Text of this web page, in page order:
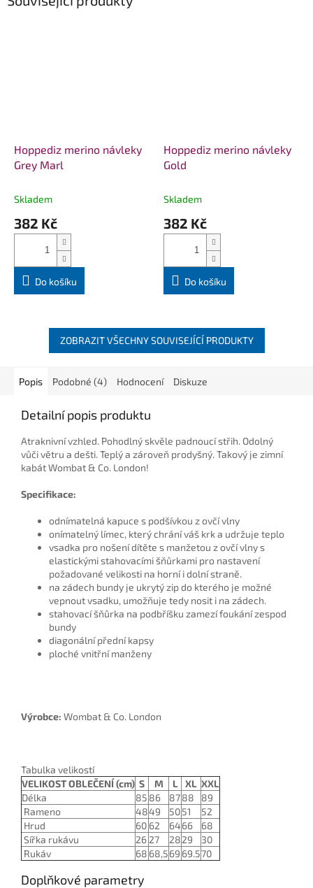
Hoppediz merino návleky
Grey Marl
Skladem
382 Kč
Do košíku
Hoppediz merino návleky
Gold
Skladem
382 Kč
Do košíku
ZOBRAZIT VŠECHNY SOUVISEJÍCÍ PRODUKTY
Popis Podobné (4) Hodnocení Diskuze
Detailní popis produktu
Atraknivní vzhled. Pohodlný skvěle padnoucí střih. Odolný
vůči větru a dešti. Teplý a zároveň prodyšný. Takový je zimní
kabát Wombat & Co. London!
Specifikace:
odnímatelná kapuce s podšívkou z ovčí vlny
onímatelný límec, který chrání váš krk a udržuje teplo
vsadka pro nošení dítěte s manžetou z ovčí vlny s
elastickými stahovacími šňůrkami pro nastavení
požadované velikosti na horní i dolní straně.
na zádech bundy je ukrytý zip do kterého je možné
vepnout vsadku, umožňuje tedy nosit i na zádech.
stahovací šňůrka na podbříšku zamezí foukání zespod
bundy
diagonální přední kapsy
ploché vnitřní manženy
Výrobce: Wombat & Co. London
Tabulka velikostí
VELIKOST OBLEČENÍ (cm) S M L XL XXL
Délka
85 86 8788
89
Rameno
4849 5051
52
Hrud
60 62 6466
68
Sířka rukávu
26 27 2829
30
Rukáv
68 68,569 69.570
Doplňkové parametry